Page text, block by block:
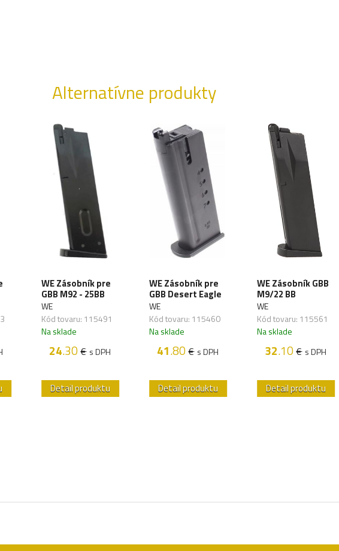
Alternatívne produkty
WE Zásobník pre
GBB M92 - 25BB
WE
Kód tovaru: 115491
Na sklade
24.30€ s DPH
Detail produktu
WE Zásobník pre
GBB Desert Eagle
WE
Kód tovaru: 115460
Na sklade
41.80€ s DPH
Detail produktu
WE Zásobník GBB
M9/22 BB
WE
Kód tovaru: 115561
Na sklade
32.10€ s DPH
Detail produktu